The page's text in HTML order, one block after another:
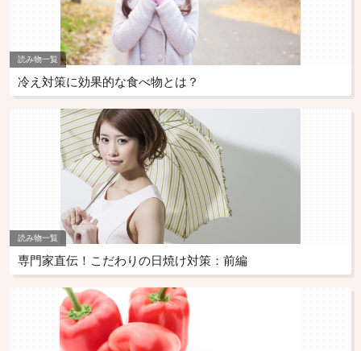
読み物一覧
冷え対策に効果的な食べ物とは？
読み物一覧
専門家直伝！こだわりの日焼け対策：前編